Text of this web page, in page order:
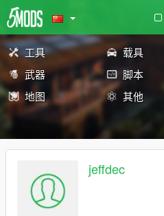
工具 载具
武器
脚本
地图
其他
jeffdec